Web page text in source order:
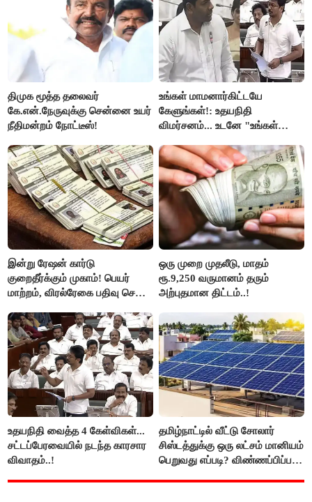
திமுக மூத்த தலைவர்
கே.என்.நேருவுக்கு சென்னை உயர்
நீதிமன்றம் நோட்டீஸ்!
உங்கள் மாமனார்கிட்டயே
கேளுங்கள்!: உதயநிதி
விமர்சனம்... உடனே "உங்கள்
ஆதவ் அர்ஜுனா பதிலடி!
இன்று ரேஷன் கார்டு
குறைதீர்க்கும் முகாம்! பெயர்
மாற்றம், விரல்ரேகை பதிவு செய்ய
ஒரு முறை முதலீடு, மாதம்
ரூ.9,250 வருமானம் தரும்
அற்புதமான திட்டம்..!
உதயநிதி வைத்த 4 கேள்விகள்...
சட்டப்பேரவையில் நடந்த காரசார
விவாதம்..!
தமிழ்நாட்டில் வீட்டு சோலார்
சிஸ்டத்துக்கு ஒரு லட்சம் மானியம்
பெறுவது எப்படி? விண்ணப்பிப்பது